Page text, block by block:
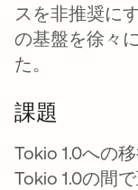
スを非推奨に
の基盤を徐々
た。
課題
Tokio 1.0への
Tokio 1.0の間